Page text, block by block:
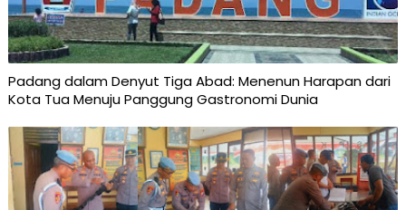
Padang dalam Denyut Tiga Abad: Menenun Harapan dari
Kota Tua Menuju Panggung Gastronomi Dunia